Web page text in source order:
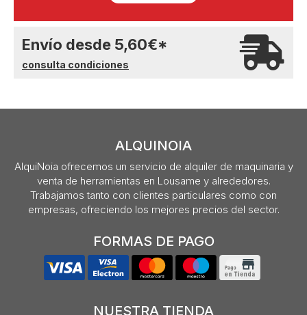
Envío desde 5,60€*
consulta condiciones
ALQUINOIA
AlquiNoia ofrecemos un servicio de alquiler de maquinaria y
venta de herramientas en Lousame y alrededores.
Trabajamos tanto con clientes particulares como con
empresas, ofreciendo los mejores precios del sector.
FORMAS DE PAGO
NUESTRA TIENDA